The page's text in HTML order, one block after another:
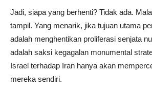
Jadi, siapa yang berhenti? Tidak ada.
tampil. Yang menarik, jika tujuan utama
adalah menghentikan proliferasi senjata
adalah saksi kegagalan monumental
Israel terhadap Iran hanya akan
mereka sendiri.